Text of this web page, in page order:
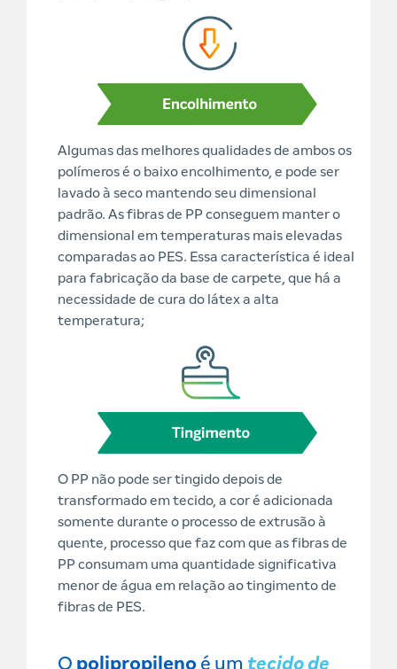
Algumas das melhores qualidades de ambos os
polímeros é o baixo encolhimento, e pode ser
lavado à seco mantendo seu dimensional
padrão. As fibras de PP conseguem manter o
dimensional em temperaturas mais elevadas
comparadas ao PES. Essa característica é ideal
para fabricação da base de carpete, que há a
necessidade de cura do látex a alta
temperatura;
O PP não pode ser tingido depois de
transformado em tecido, a cor é adicionada
somente durante o processo de extrusão à
quente, processo que faz com que as fibras de
PP consumam uma quantidade significativa
menor de água em relação ao tingimento de
fibras de PES.
O polipropileno é um tecido de